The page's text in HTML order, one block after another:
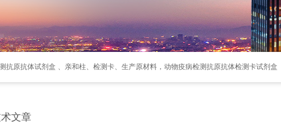
抗原抗体试剂盒 、亲和柱、检测卡、生产原材料，动物疫病检测抗原抗体检测卡试剂盒
文章